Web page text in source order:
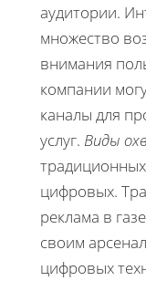
аудитории.
множество
внимания
компании
каналы для
услуг. Виды
цифровых.
реклама в
своим
цифровых